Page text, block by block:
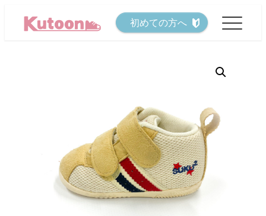
初めての方へ